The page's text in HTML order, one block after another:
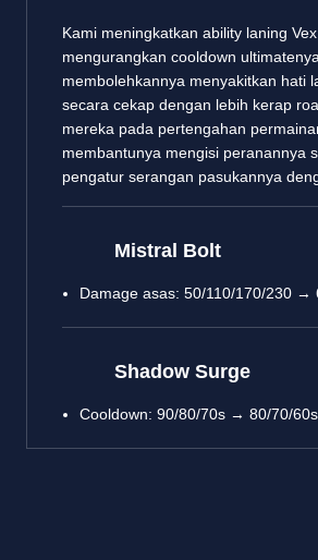
Kami meningkatkan ability laning
mengurangkan cooldown
membolehkannya menyakitkan hati
secara cekap dengan lebih kerap
mereka pada pertengahan
membantunya mengisi peranannya
pengatur serangan pasukannya
Mistral Bolt
Damage asas: 50/110/170/230 →
Shadow Surge
Cooldown: 90/80/70s → 80/70/60s